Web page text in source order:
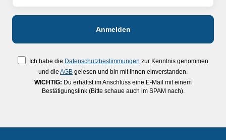
Ich habe die Datenschutzbestimmungen zur Kenntnis genommen
und die AGB gelesen und bin mit ihnen einverstanden.
WICHTIG: Du erhältst im Anschluss eine E-Mail mit einem
Bestätigungslink (Bitte schaue auch im SPAM nach).